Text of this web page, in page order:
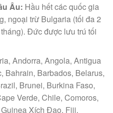
Âu: Hầu hết các quốc gia
ngoại trừ Bulgaria (tối đa 2
Đức được lưu trú tối
Andorra, Angola, Antigua
Bahrain, Barbados, Belarus,
Brunei, Burkina Faso,
Verde, Chile, Comoros,
Xích Đạo, Fiji,